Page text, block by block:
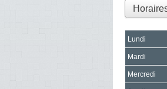
Lundi
Mardi
Mercredi